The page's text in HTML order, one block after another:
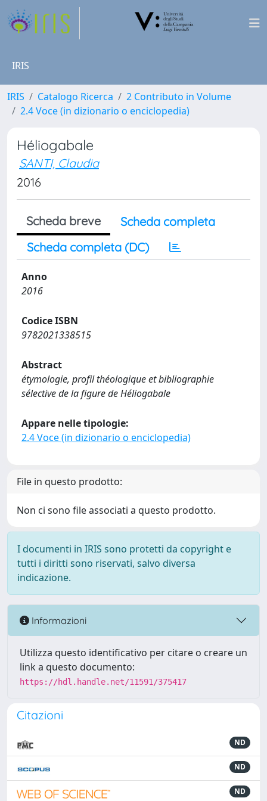
IRIS
IRIS Catalogo Ricerca
2 Contributo in Volume
2.4 Voce (in dizionario o enciclopedia)
Héliogabale
SANTI, Claudia
2016
Scheda breve
Scheda completa
Scheda completa (DC)
Anno
2016
Codice ISBN
9782021338515
Abstract
étymologie, profil théologique et bibliographie
sélective de la figure de Héliogabale
Appare nelle tipologie:
2.4 Voce (in dizionario o enciclopedia)
File in questo prodotto:
Non ci sono file associati a questo prodotto.
I documenti in IRIS sono protetti da copyright e
tutti i diritti sono riservati, salvo diversa
indicazione.
Informazioni
Utilizza questo identificativo per citare o creare un
link a questo documento:
https://hdl.handle.net/11591/375417
Citazioni
ND
ND
ND